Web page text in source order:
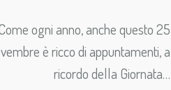
ogni anno, anche questo 25
è ricco di appuntamenti, a
ricordo della Giornata…